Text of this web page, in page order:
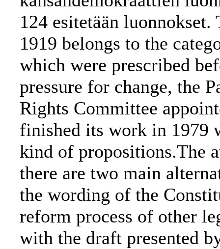
124 esitetään
1919 belongs to the
which were prescribed
pressure for change, the
Rights Committee
finished its work in 1979
kind of propositions.The
there are two main
the wording of the
reform process of other
with the draft presented